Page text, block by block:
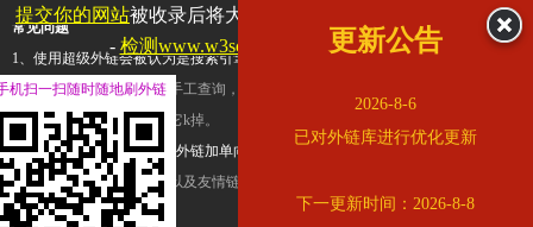
常见问题
1、使用超级外链会被认为是搜索引擎优化作弊吗？ 超级外链只是一个简便而集成
查询工具，模拟的是正常手工查询，不是作弊。如果是作弊，那您可以使用超级外
推广竞争对手的网址，让它k掉。
2、网站优化单纯依靠超级外链加单向链接可行吗？
链，需要结合普通的外链以及友情链接，您可以到站长论坛发布外链，到友情链接
台交换友情链接。
提交你的网站被收录后将大幅提升流量和外链，
查看展示页面
- 检测www.w3school.com.cn是否收录
更新公告
2026-8-6
已对外链库进行优化更新
下一更新时间：2026-8-8
机扫一扫随时随地刷外链